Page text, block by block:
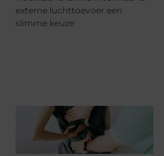
externe luchttoevoer een
slimme keuze